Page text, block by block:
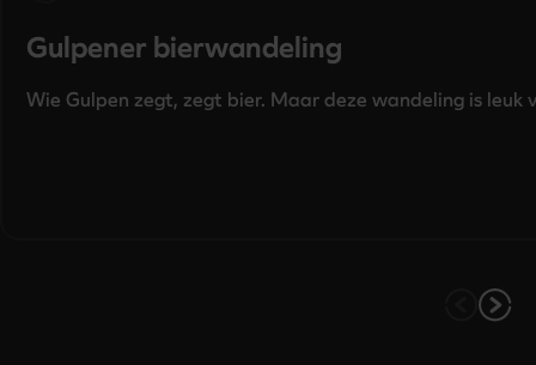
Gulpener bierwandeling
Wie Gulpen zegt, zegt bier. Maar deze wandeling is